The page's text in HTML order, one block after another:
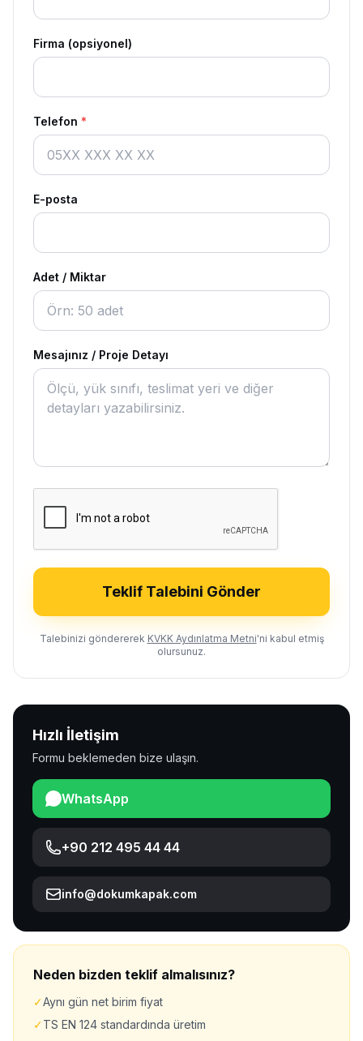
Firma (opsiyonel)
Telefon *
E-posta
Adet / Miktar
Mesajınız / Proje Detayı
Teklif Talebini Gönder
Talebinizi göndererek KVKK Aydınlatma Metni'ni kabul etmiş
olursunuz.
Hızlı İletişim
Formu beklemeden bize ulaşın.
WhatsApp
+90 212 495 44 44
info@dokumkapak.com
Neden bizden teklif almalısınız?
✓Aynı gün net birim fiyat
✓TS EN 124 standardında üretim